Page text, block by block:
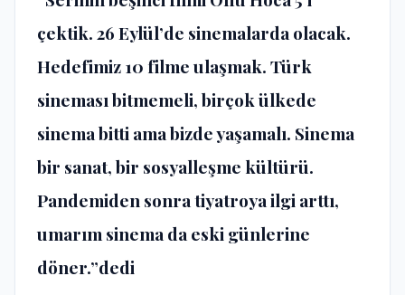
çektik. 26 Eylül’de sinemalarda olacak.
Hedefimiz 10 filme ulaşmak. Türk
sineması bitmemeli, birçok ülkede
sinema bitti ama bizde yaşamalı. Sinema
bir sanat, bir sosyalleşme kültürü.
Pandemiden sonra tiyatroya ilgi arttı,
umarım sinema da eski günlerine
döner.”dedi